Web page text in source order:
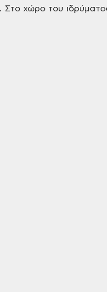
Στο χώροτου